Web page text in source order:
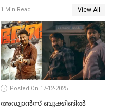
1 Min Read View All
Posted On 17-12-2025
അഡ്വാൻസ് ബുക്കിങിൽ